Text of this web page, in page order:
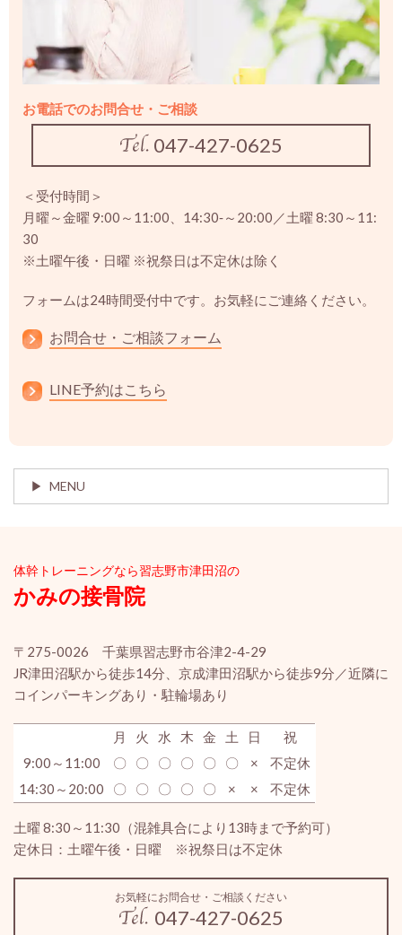
お電話でのお問合せ・ご相談
047-427-0625
＜受付時間＞
月曜～金曜 9:00～11:00、14:30‐～20:00／土曜 8:30～11:
30
※土曜午後・日曜 ※祝祭日は不定休は除く
フォームは24時間受付中です。お気軽にご連絡ください。
お問合せ・ご相談フォーム
LINE予約はこちら
MENU
体幹ト レーニングなら習志野市津田沼の
かみの接骨院
〒275-0026 千葉県習志野市谷津2-4-29
JR津田沼駅から徒歩14分、京成津田沼駅から徒歩9分／近隣に
コインパーキングあり・駐輪場あり
月 火 水 木 金 土 日
祝
9:00～11:00
〇 〇 〇 〇 〇 〇 ×
不定休
14:30～20:00
〇 〇 〇 〇 〇 × × 不定休
土曜 8:30～11:30（混雑具合により13時まで予約可）
定休日：土曜午後・日曜 ※祝祭日は不定休
お気軽にお問合せ・ご相談ください
047-427-0625